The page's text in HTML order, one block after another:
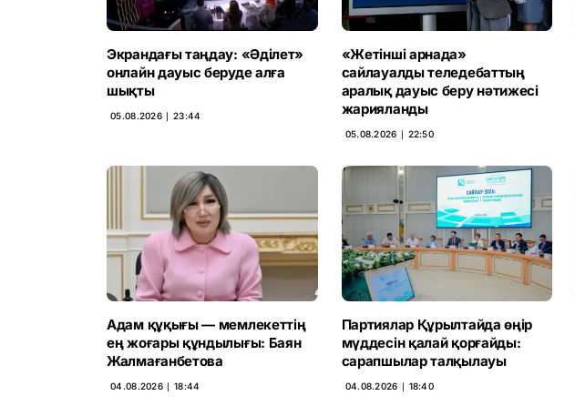
Экрандағы таңдау: «Әділет»
онлайн дауыс беруде алға
шықты
05.08.2026 ∣ 23:44
«Жетінші арнада»
сайлауалды теледебаттың
аралық дауыс беру нәтижесі
жарияланды
05.08.2026 ∣ 22:50
Адам құқығы — мемлекеттің
ең жоғары құндылығы: Баян
Жалмағанбетова
04.08.2026 ∣ 18:44
Партиялар Құрылтайда өңір
мүддесін қалай қорғайды:
сарапшылар талқылауы
04.08.2026 ∣ 18:40